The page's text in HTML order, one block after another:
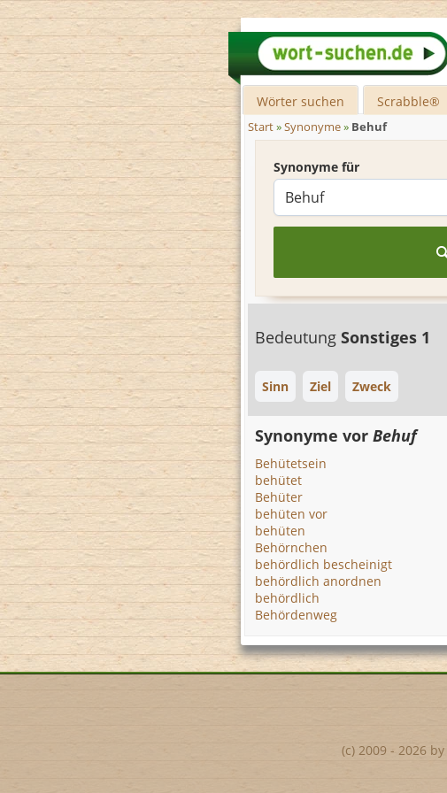
Wörter suchen Scrabble®
Start»Synonyme» Behuf
Synonyme für
Bedeutung Sonstiges 1
Sinn Ziel Zweck
Synonyme vor Behuf
Behütetsein
behütet
Behüter
behüten vor
behüten
Behörnchen
behördlich bescheinigt
behördlich anordnen
behördlich
Behördenweg
(c) 2009 - 2026 by